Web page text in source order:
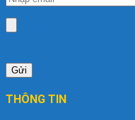
THÔNG TIN